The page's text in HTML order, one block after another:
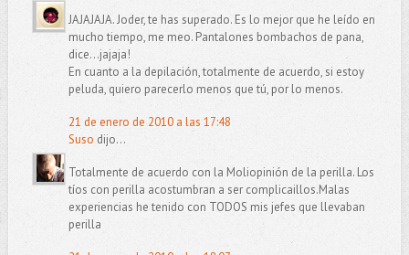
JAJAJAJA. Joder, te has superado. Es lo mejor que he leído en
mucho tiempo, me meo. Pantalones bombachos de pana,
dice...jajaja!
En cuanto a la depilación, totalmente de acuerdo, si estoy
peluda, quiero parecerlo menos que tú, por lo menos.
21 de enero de 2010 a las 17:48
Suso dijo...
Totalmente de acuerdo con la Moliopinión de la perilla. Los
tíos con perilla acostumbran a ser complicaillos.Malas
experiencias he tenido con TODOS mis jefes que llevaban
perilla